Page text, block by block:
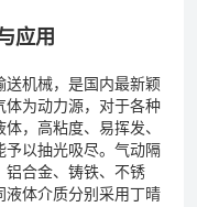
应用
机械，是国内最新颖
体为动力源，对于各种
，高粘度、易挥发、
以抽光吸尽。气动隔
铝合金、铸铁、不锈
液体介质分别采用丁晴